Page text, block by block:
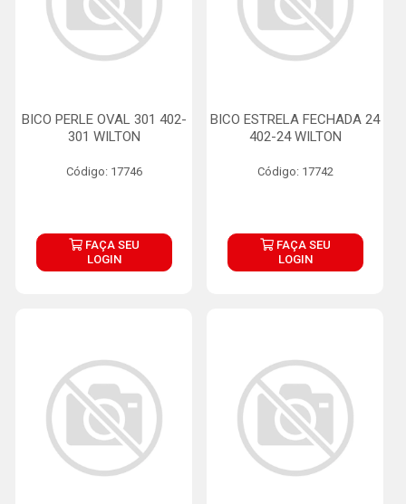
BICO PERLE OVAL 301 402-
301 WILTON
Código: 17746
FAÇA SEU
LOGIN
BICO ESTRELA FECHADA 24
402-24 WILTON
Código: 17742
FAÇA SEU
LOGIN